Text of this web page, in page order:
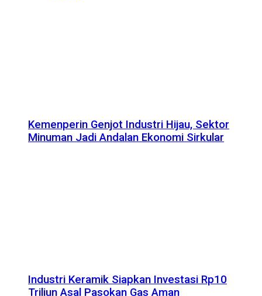
Kemenperin Genjot Industri Hijau, Sektor
Minuman Jadi Andalan Ekonomi Sirkular
Industri Keramik Siapkan Investasi Rp10
Triliun Asal Pasokan Gas Aman